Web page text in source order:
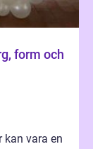
form och
vara en